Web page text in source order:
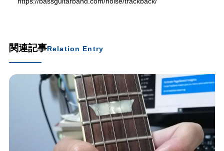
関連記事Relation Entry